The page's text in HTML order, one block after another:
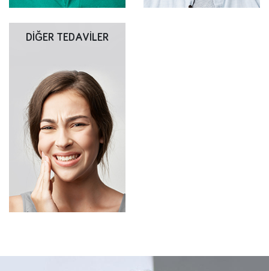
Dental implantal günümüzde
diş kayıplarında en etkili tedavi
yöntemi olarak kabul ediliyor.
Kayıp dişlerin köklerinin yerini
alarak dişsiz bölgeye diş (kron)
yapılmasına olanak sağlar.
DİĞER TEDAVİLER